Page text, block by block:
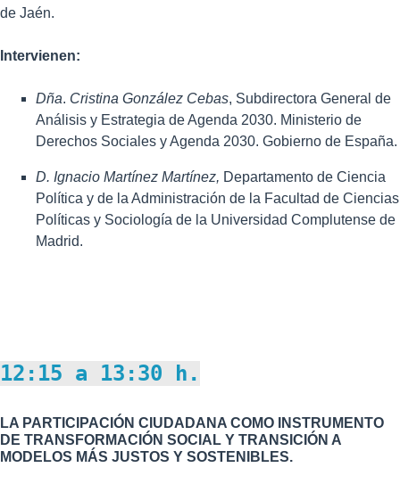
de Jaén.
Intervienen:
Dña. Cristina González Cebas, Subdirectora General de
Análisis y Estrategia de Agenda 2030. Ministerio de
Derechos Sociales y Agenda 2030. Gobierno de España.
D. Ignacio Martínez Martínez, Departamento de Ciencia
Política y de la Administración de la Facultad de Ciencias
Políticas y Sociología de la Universidad Complutense de
Madrid.
12:15 a 13:30 h.
LA PARTICIPACIÓN CIUDADANA COMO INSTRUMENTO
DE TRANSFORMACIÓN SOCIAL Y TRANSICIÓN A
MODELOS MÁS JUSTOS Y SOSTENIBLES.